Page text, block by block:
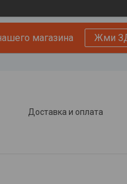
магазина Жми
Доставка и оплата